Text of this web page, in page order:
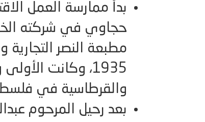
بدأ ممارسة العمل
حجاوي في شركته
1935، وكانت
والقرطاسية في